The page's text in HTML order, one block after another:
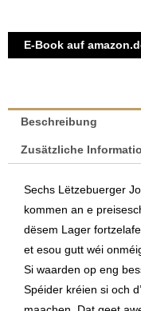
E-Book auf
Beschreibung
Zusätzliche
Sechs Lëtzebuerger
kommen an e
dësem Lager
et esou gutt wéi
Si waarden op eng
Spéider kréien si och